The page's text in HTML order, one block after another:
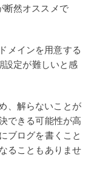
断然オススメで
メインを用意する
設定が難しいと感
、解らないことが
できる可能性が高
ブログを書くこと
ることもありませ